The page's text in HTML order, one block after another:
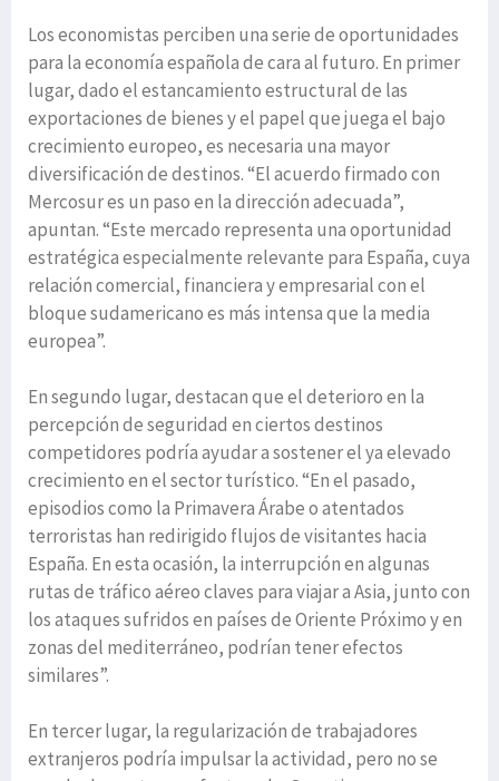
Los economistas perciben una serie de oportunidades
para la economía española de cara al futuro. En primer
lugar, dado el estancamiento estructural de las
exportaciones de bienes y el papel que juega el bajo
crecimiento europeo, es necesaria una mayor
diversificación de destinos. “El acuerdo firmado con
Mercosur es un paso en la dirección adecuada”,
apuntan. “Este mercado representa una oportunidad
estratégica especialmente relevante para España, cuya
relación comercial, financiera y empresarial con el
bloque sudamericano es más intensa que la media
europea”.
En segundo lugar, destacan que el deterioro en la
percepción de seguridad en ciertos destinos
competidores podría ayudar a sostener el ya elevado
crecimiento en el sector turístico. “En el pasado,
episodios como la Primavera Árabe o atentados
terroristas han redirigido flujos de visitantes hacia
España. En esta ocasión, la interrupción en algunas
rutas de tráfico aéreo claves para viajar a Asia, junto con
los ataques sufridos en países de Oriente Próximo y en
zonas del mediterráneo, podrían tener efectos
similares”.
En tercer lugar, la regularización de trabajadores
extranjeros podría impulsar la actividad, pero no se